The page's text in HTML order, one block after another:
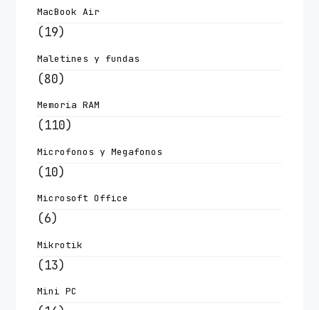
MacBook Air
(19)
Maletines y fundas
(80)
Memoria RAM
(110)
Microfonos y Megafonos
(10)
Microsoft Office
(6)
Mikrotik
(13)
Mini PC